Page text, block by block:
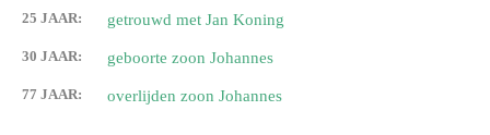
25 JAAR: getrouwd met Jan Koning
30 JAAR: geboorte zoon Johannes
77 JAAR: overlijden zoon Johannes